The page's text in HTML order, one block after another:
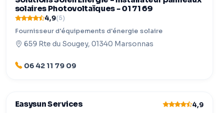
solaires Photovoltaïques - 01 71 69
4,9(5)
Fournisseur d'équipements d'énergie solaire
659 Rte du Sougey, 01340 Marsonnas
06 42 11 79 09
Easysun Services 4,9